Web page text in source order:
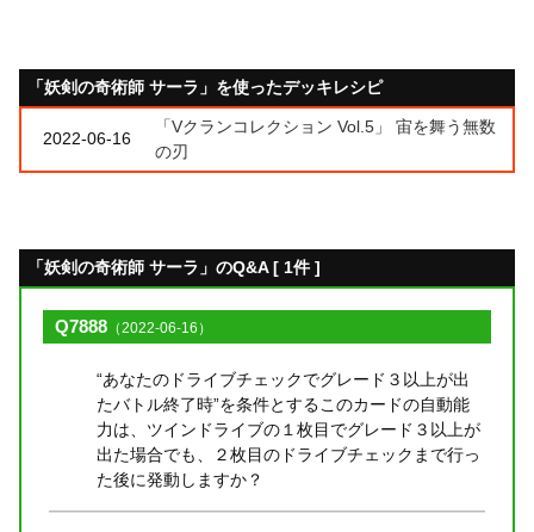
「妖剣の奇術師 サーラ」を使ったデッキレシピ
2022-06-16
「Vクランコレクション Vol.5」 宙を舞う無数
の刃
「妖剣の奇術師 サーラ」のQ&A [ 1件 ]
Q7888 （2022-06-16）
“あなたのドライブチェックでグレード３以上が出
たバトル終了時”を条件とするこのカードの自動能
力は、ツインドライブの１枚目でグレード３以上が
出た場合でも、２枚目のドライブチェックまで行っ
た後に発動しますか？